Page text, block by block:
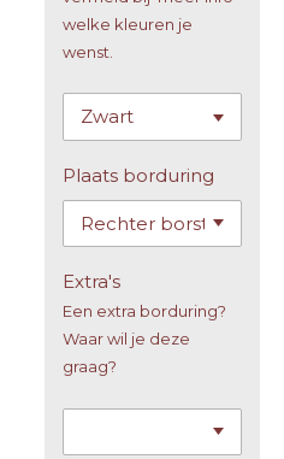
welke kleuren je
wenst.
Plaats borduring
Extra's
Een extra borduring?
Waar wil je deze
graag?